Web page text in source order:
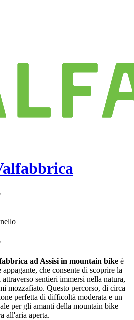
ad Assisi in mountain bike è
appagante, che consente di scoprire la
sentieri immersi nella natura,
mozzafiato. Questo percorso, di circa
perfetta di difficoltà moderata e un
per gli amanti della mountain bike
all'aria aperta.